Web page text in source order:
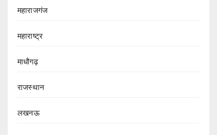
महाराजगंज
महाराष्ट्र
माधौगढ़
राजस्थान
लखनऊ